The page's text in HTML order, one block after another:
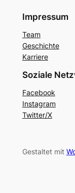
Impressum
Team
Geschichte
Karriere
Soziale
Facebook
Instagram
Twitter/X
Gestaltet mit